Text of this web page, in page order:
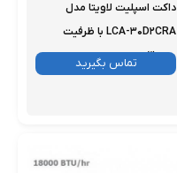
داکت اسپلیت لاویتا مدل
LCA-۳۰D۲CRA با ظرفیت
۳۰۰۰۰
موجود تماس بگیرید